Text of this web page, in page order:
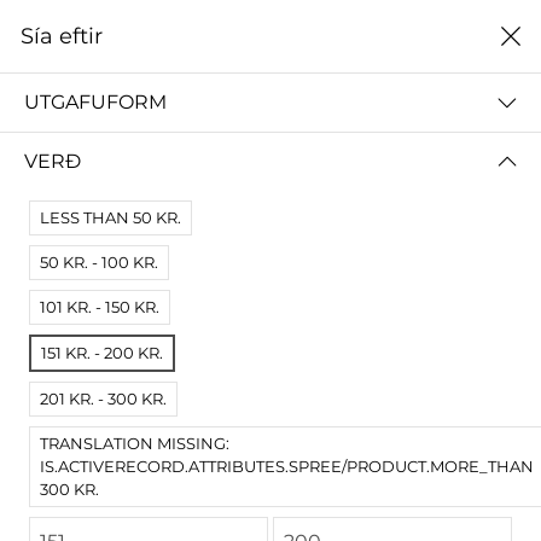
0
ALLT STOFNUN VIGDÍSAR FINNBOGADÓTTUR
Sía eftir
Engar niðurstöður
Engar vörur fundust fyrir þessa síðu.
Prófaðu víðari skilyrði.
Sía eftir
UTGAFUFORM
VERÐ
LESS THAN 50 KR.
50 KR. - 100 KR.
101 KR. - 150 KR.
151 KR. - 200 KR.
201 KR. - 300 KR.
TRANSLATION MISSING:
IS.ACTIVERECORD.ATTRIBUTES.SPREE/PRODUCT.MORE_THAN
300 KR.